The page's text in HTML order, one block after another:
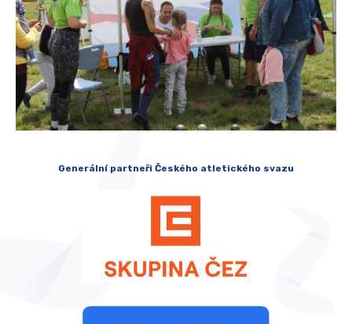
Generální partneři Českého atletického svazu